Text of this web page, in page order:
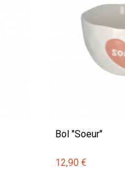
Bol "Soeur"
12,90 €